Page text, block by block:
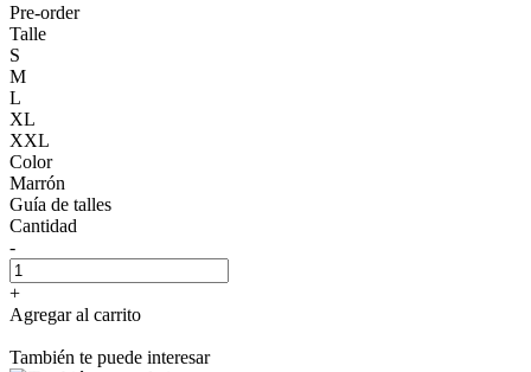
Pre-order
Talle
S
M
L
XL
XXL
Color
Marrón
Guía de talles
Cantidad
-
+
Agregar al carrito
También te puede interesar